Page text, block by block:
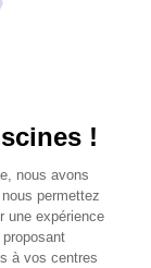
un avis.
!
nous avons
permettez
une expérience
à vos centres